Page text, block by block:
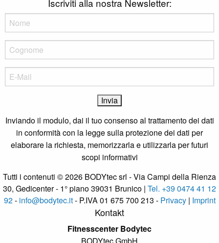
Iscriviti alla nostra Newsletter:
Inviando il modulo, dai il tuo consenso al trattamento dei dati
in conformità con la legge sulla protezione dei dati per
elaborare la richiesta, memorizzarla e utilizzarla per futuri
scopi informativi
Tutti i contenuti © 2026 BODYtec srl - Via Campi della Rienza
30, Gedicenter - 1° piano 39031 Brunico | Tel. +39 0474 41 12
92- info@bodytec.it- P.IVA 01 675 700 213 - Privacy| Imprint
Kontakt
Fitnesscenter Bodytec